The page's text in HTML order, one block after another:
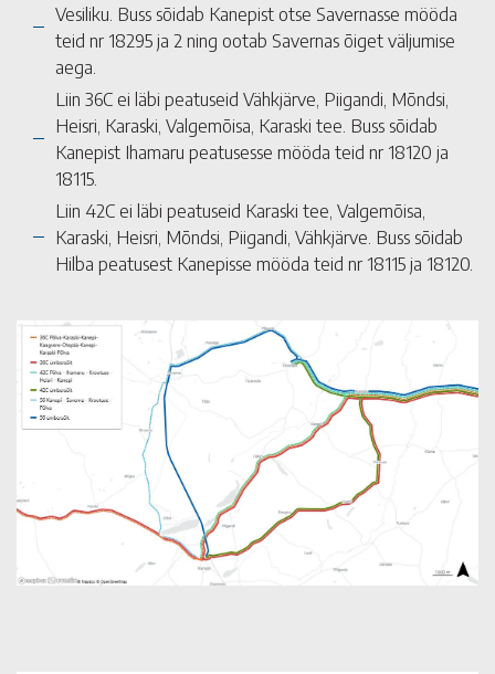
Vesiliku. Buss sõidab Kanepist otse Savernasse mööda
teid nr 18295 ja 2 ning ootab Savernas õiget väljumise
aega.
Liin 36C ei läbi peatuseid Vähkjärve, Piigandi, Mõndsi,
Heisri, Karaski, Valgemõisa, Karaski tee. Buss sõidab
Kanepist Ihamaru peatusesse mööda teid nr 18120 ja
18115.
Liin 42C ei läbi peatuseid Karaski tee, Valgemõisa,
Karaski, Heisri, Mõndsi, Piigandi, Vähkjärve. Buss sõidab
Hilba peatusest Kanepisse mööda teid nr 18115 ja 18120.